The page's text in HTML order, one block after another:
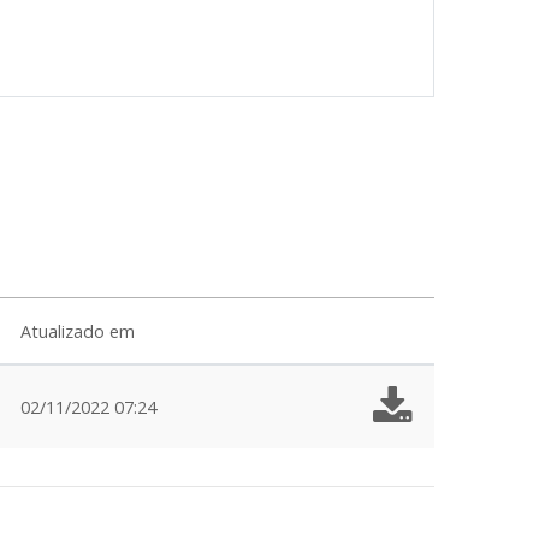
Atualizado em
02/11/2022 07:24